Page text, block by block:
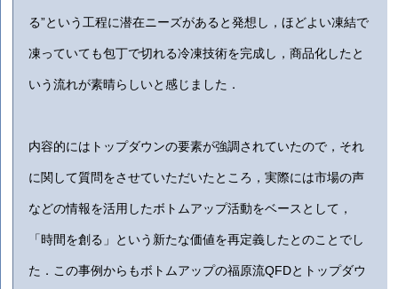
る”という工程に潜在ニーズがあると発想し，ほどよい凍結で
凍っていても包丁で切れる冷凍技術を完成し，商品化したと
いう流れが素晴らしいと感じました．
内容的にはトップダウンの要素が強調されていたので，それ
に関して質問をさせていただいたところ，実際には市場の声
などの情報を活用したボトムアップ活動をベースとして，
「時間を創る」という新たな価値を再定義したとのことでし
た．この事例からもボトムアップの福原流QFDとトップダウ